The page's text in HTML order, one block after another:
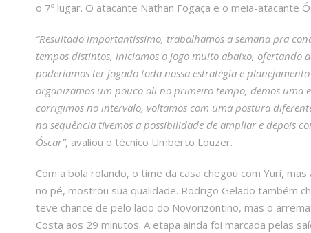
o 7º lugar. O atacante Nathan Fogaça e o meia-atacante
“Resultado importantíssimo, trabalhamos a semana pra
tempos distintos, iniciamos o jogo muito abaixo, ofertando
poderíamos ter jogado toda nossa estratégia e
organizamos um pouco ali no primeiro tempo, demos uma
corrigimos no intervalo, voltamos com uma postura
na sequência tivemos a possibilidade de ampliar e depois
Óscar”, avaliou o técnico Umberto Louzer.
Com a bola rolando, o time da casa chegou com Yuri,
no pé, mostrou sua qualidade. Rodrigo Gelado também
teve chance de pelo lado do Novorizontino, mas o
Costa aos 29 minutos. A etapa ainda foi marcada pelas